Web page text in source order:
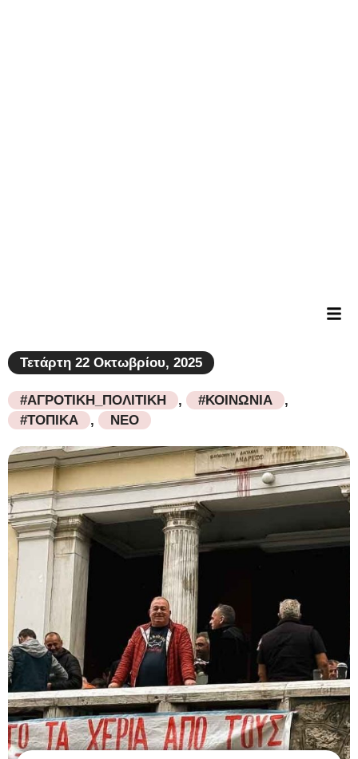
Τετάρτη 22 Οκτωβρίου, 2025
#ΑΓΡΟΤΙΚΗ_ΠΟΛΙΤΙΚΗ , #ΚΟΙΝΩΝΙΑ
,
#ΤΟΠΙΚΑ
, ΝΕΟ